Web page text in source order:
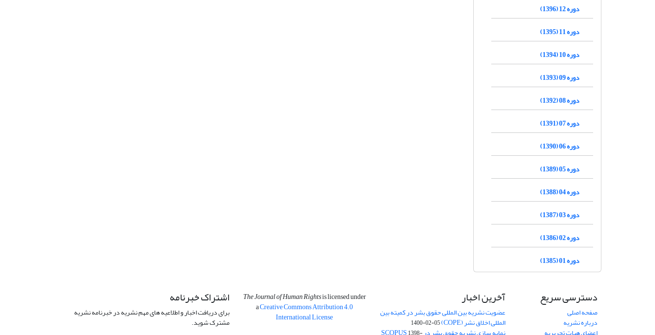
دوره 12 (1396)
دوره 11 (1395)
دوره 10 (1394)
دوره 09 (1393)
دوره 08 (1392)
دوره 07 (1391)
دوره 06 (1390)
دوره 05 (1389)
دوره 04 (1388)
دوره 03 (1387)
دوره 02 (1386)
دوره 01 (1385)
دسترسی سریع
صفحه اصلی
درباره نشریه
آخرین اخبار
عضویت نشریه بین المللی حقوق بشر در کمیته بین
المللی اخلاق نشر (COPE) 1400-02-05
The Journal of Human Rightsis licensed under
aCreative Commons Attribution 4.0
International License
اشتراک خبرنامه
برای دریافت اخبار و اطلاعیه های مهم نشریه در خبرنامه نشریه
مشترک شوید.